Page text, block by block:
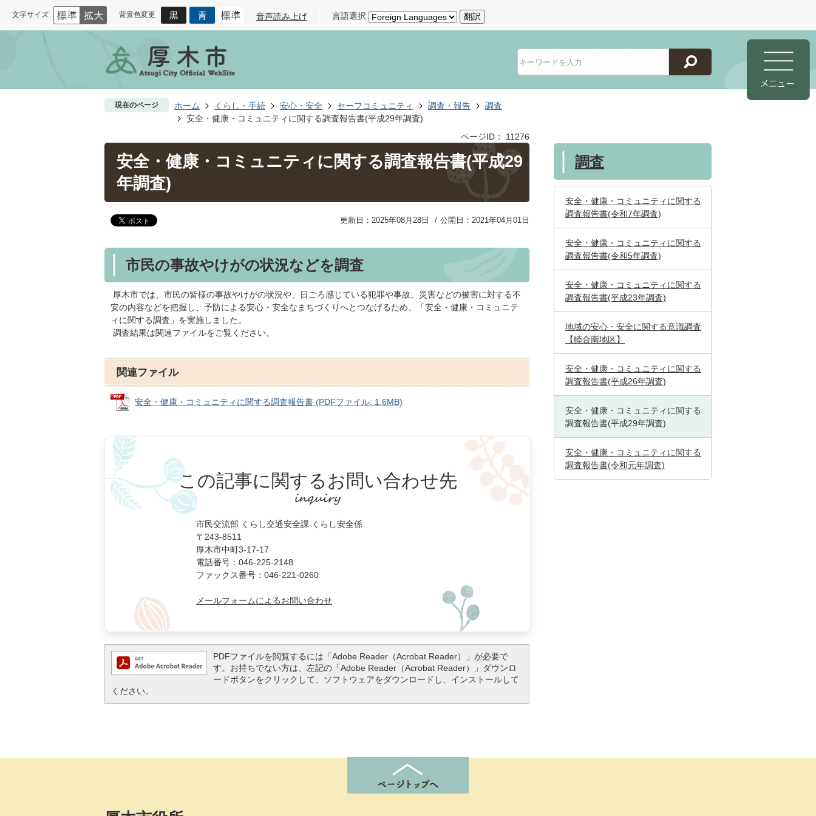
文字サイズ 背景色変更 音声読み上げ 言語選択 翻訳
現在のページ ホーム くらし・手続 安心・安全 セーフコミュニティ 調査・報告
調査
安全・健康・コミュニティに関する調査報告書(平成29年調査)
ページID：
11276
安全・健康・コミュニティに関する調査報告書(平成29
年調査)
更新日：2025年08月28日 公開日：2021年04月01日
市民の事故やけがの状況などを調査
厚木市では、市民の皆様の事故やけがの状況や、日ごろ感じている犯罪や事故、災害などの被害に対する不
安の内容などを把握し、予防による安心・安全なまちづくりへとつなげるため、「安全・健康・コミュニテ
ィに関する調査」を実施しました。
調査結果は関連ファイルをご覧ください。
関連ファイル
安全・健康・コミュニティに関する調査報告書 (PDFファイル: 1.6MB)
この記事に関するお問い合わせ先
市民交流部 くらし交通安全課 くらし安全係
〒243-8511
厚木市中町3-17-17
電話番号：046-225-2148
ファックス番号：046-221-0260
メールフォームによるお問い合わせ
PDFファイルを閲覧するには「Adobe Reader（Acrobat Reader）」が必要で
す。お持ちでない方は、左記の「Adobe Reader（Acrobat Reader）」ダウンロ
ードボタンをクリックして、ソフトウェアをダウンロードし、インストールして
ください。
調査
安全・健康・コミュニティに関する
調査報告書(令和7年調査)
安全・健康・コミュニティに関する
調査報告書(令和5年調査)
安全・健康・コミュニティに関する
調査報告書(平成23年調査)
地域の安心・安全に関する意識調査
【睦合南地区】
安全・健康・コミュニティに関する
調査報告書(平成26年調査)
安全・健康・コミュニティに関する
調査報告書(平成29年調査)
安全・健康・コミュニティに関する
調査報告書(令和元年調査)